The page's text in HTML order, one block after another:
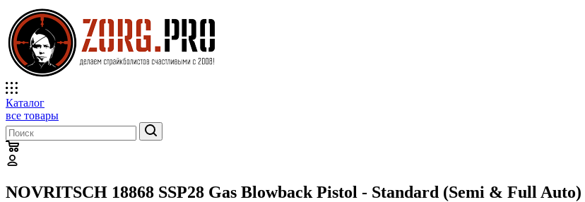
Каталог
все товары
NOVRITSCH 18868 SSP28 Gas Blowback Pistol - Standard (Semi & Full Auto)